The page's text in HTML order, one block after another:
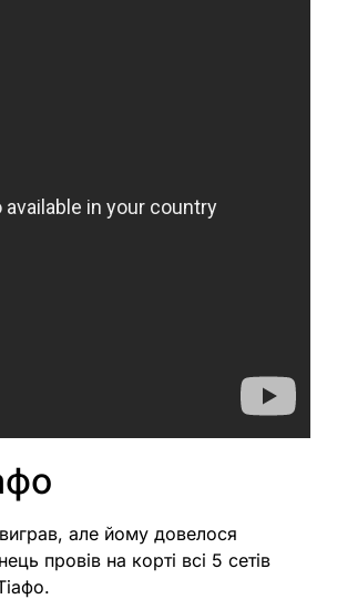
але йому довелося
провів на корті всі 5 сетів